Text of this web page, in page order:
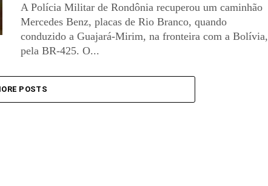
A Polícia Militar de Rondônia recuperou um caminhão
Mercedes Benz, placas de Rio Branco, quando
conduzido a Guajará-Mirim, na fronteira com a Bolívia,
pela BR-425. O...
POSTS